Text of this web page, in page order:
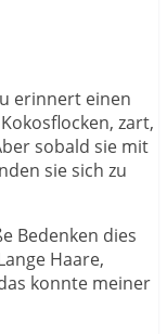
erinnert einen
zart,
sobald sie mit
sie sich zu
Bedenken dies
Haare,
konnte meiner